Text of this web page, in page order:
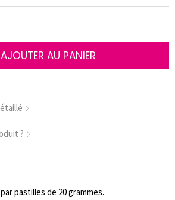
AJOUTER AU PANIER
?
pastilles de 20 grammes.